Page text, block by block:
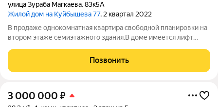
улица Зураба Магкаева,83к5А
Жилой дом на Куйбышева 77, 2 квартал 2022
В продаже однокомнатная квартира свободной планировки на
втором этаже семиэтажного здания.В доме имеется лифт
Расположение в одном из востребованных районов
города.Идеально как для проживания так и для
Позвонить
3 000 000 ₽